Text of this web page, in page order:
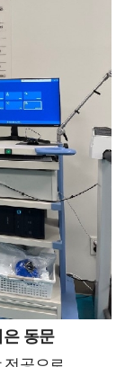
싶었기
나아가는
습니다.
행하며 정말
전의 개념과
다. 시간이
고 싶은
를 얻고
스무 살과 그
투른 모습이
기억을 꺼내
하루 노력하고
석인으로서의
갈 미래를
중 4개를 대학
성하는
항공은 서류에
행하게 되는데,
빌리면서 면접
피드백을
, 많은 도움을
음으로
던 거
감사하다는
을 하게 되어
마음가짐과
해서 발전해
는
겠습니다.
운영할 수
경광학과에
수
부터 저를
여 더
보다
실제로 실험해
다양하고
수행하기에
대학원
우수논문상도
경광학과
서 후배들을
수업을
야기할 수
수 교원에도
동문